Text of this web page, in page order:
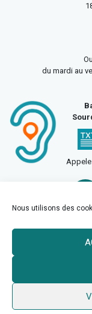
Nous utilisons des
du mardi au
© 2026 Ville de Billy